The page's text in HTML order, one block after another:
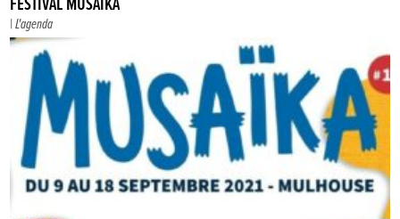
FESTIVAL MUSAÏKA
|L'agenda